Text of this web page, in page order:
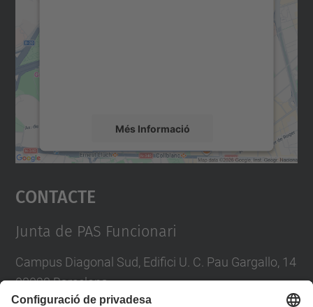
Més Informació
Accepta
powered by
Contacte
Junta de PAS Funcionari
Campus Diagonal Sud, Edifici U. C. Pau Gargallo, 14
08028 Barcelona